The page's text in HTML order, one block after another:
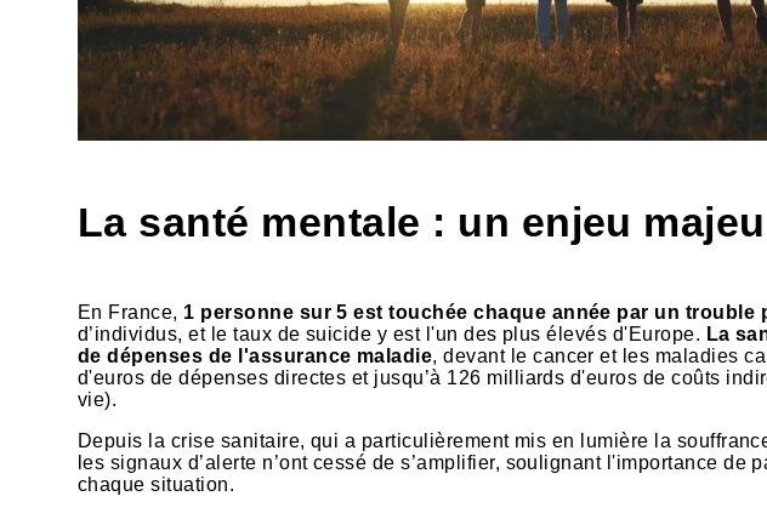
La santé mentale : un enjeu
En France, 1 personne sur 5 est touchée chaque année par un trouble
d’individus, et le taux de suicide y est l'un des plus élevés d'Europe. La
de dépenses de l'assurance maladie, devant le cancer et les maladies
d'euros de dépenses directes et jusqu’à 126 milliards d'euros de coûts
vie).
Depuis la crise sanitaire, qui a particulièrement mis en lumière la
les signaux d’alerte n’ont cessé de s’amplifier, soulignant l'importance de
chaque situation.